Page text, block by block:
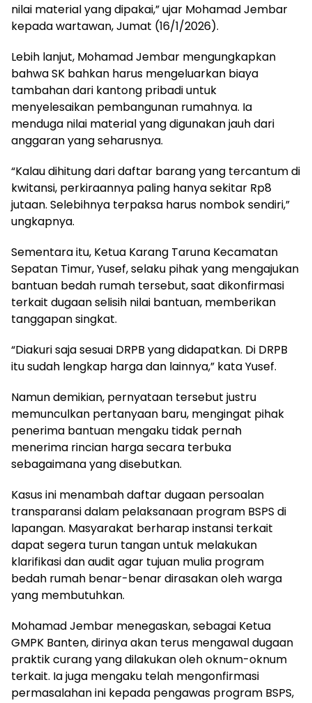
nilai material yang dipakai,” ujar Mohamad Jembar
kepada wartawan, Jumat (16/1/2026).
Lebih lanjut, Mohamad Jembar mengungkapkan
bahwa SK bahkan harus mengeluarkan biaya
tambahan dari kantong pribadi untuk
menyelesaikan pembangunan rumahnya. Ia
menduga nilai material yang digunakan jauh dari
anggaran yang seharusnya.
“Kalau dihitung dari daftar barang yang tercantum di
kwitansi, perkiraannya paling hanya sekitar Rp8
jutaan. Selebihnya terpaksa harus nombok sendiri,”
ungkapnya.
Sementara itu, Ketua Karang Taruna Kecamatan
Sepatan Timur, Yusef, selaku pihak yang mengajukan
bantuan bedah rumah tersebut, saat dikonfirmasi
terkait dugaan selisih nilai bantuan, memberikan
tanggapan singkat.
“Diakuri saja sesuai DRPB yang didapatkan. Di DRPB
itu sudah lengkap harga dan lainnya,” kata Yusef.
Namun demikian, pernyataan tersebut justru
memunculkan pertanyaan baru, mengingat pihak
penerima bantuan mengaku tidak pernah
menerima rincian harga secara terbuka
sebagaimana yang disebutkan.
Kasus ini menambah daftar dugaan persoalan
transparansi dalam pelaksanaan program BSPS di
lapangan. Masyarakat berharap instansi terkait
dapat segera turun tangan untuk melakukan
klarifikasi dan audit agar tujuan mulia program
bedah rumah benar-benar dirasakan oleh warga
yang membutuhkan.
Mohamad Jembar menegaskan, sebagai Ketua
GMPK Banten, dirinya akan terus mengawal dugaan
praktik curang yang dilakukan oleh oknum-oknum
terkait. Ia juga mengaku telah mengonfirmasi
permasalahan ini kepada pengawas program BSPS,